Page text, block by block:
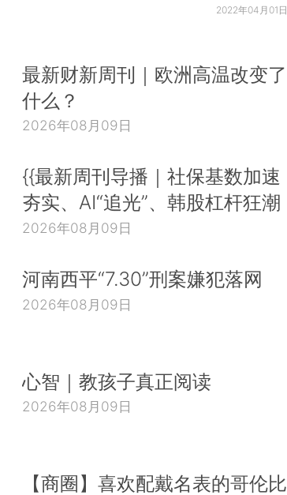
2022年04月01日
最新财新周刊｜欧洲高温改变了
什么？
2026年08月09日
{{最新周刊导播｜社保基数加速
夯实、AI“追光”、韩股杠杆狂潮
2026年08月09日
河南西平“7.30”刑案嫌犯落网
2026年08月09日
心智｜教孩子真正阅读
2026年08月09日
【商圈】喜欢配戴名表的哥伦比